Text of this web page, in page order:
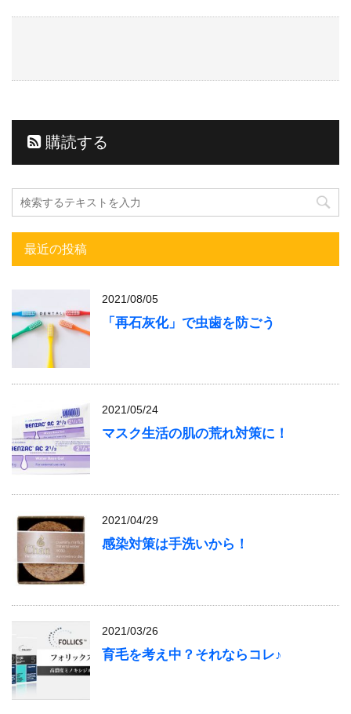
購読する
最近の投稿
2021/08/05
「再石灰化」で虫歯を防ごう
2021/05/24
マスク生活の肌の荒れ対策に！
2021/04/29
感染対策は手洗いから！
2021/03/26
育毛を考え中？それならコレ♪